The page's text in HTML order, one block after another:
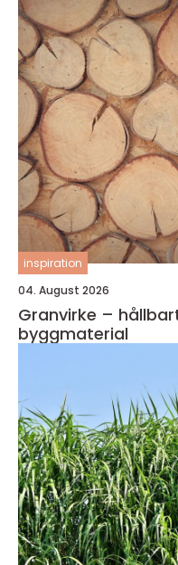
inspiration
04. August 2026
Granvirke –
byggmaterial